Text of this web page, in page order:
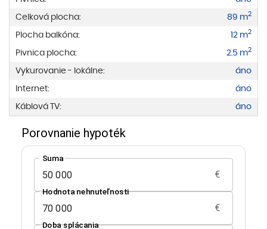
Celková plocha:
89 m2
Plocha balkóna: 12 m2
Pivnica plocha: 2.5 m2
Vykurovanie - lokálne:
áno
Internet:
áno
Káblová TV:
áno